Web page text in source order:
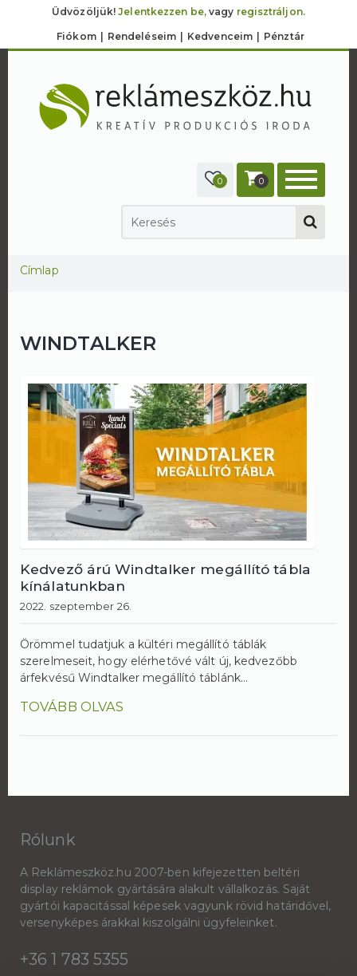
Üdvözöljük!Jelentkezzen be,vagy regisztráljon.
Fiókom Rendeléseim Kedvenceim Pénztár
0 0
Jelenlegi hely
Címlap
WINDTALKER
Kedvező árú Windtalker megállító tábla
kínálatunkban
2022. szeptember 26.
Örömmel tudatjuk a kültéri megállító táblák
szerelmeseit, hogy elérhetővé vált új, kedvezőbb
árfekvésű Windtalker megállító táblánk...
TOVÁBB OLVAS
Rólunk
A Reklámeszköz.hu 2007-ben kifejezetten beltéri
display reklámok gyártására alakult vállalkozás. Saját
gyártói kapacitással képesek vagyunk rövid határidővel,
versenyképes árakkal kiszolgálni ügyfeleinket.
+36 1 783 5355